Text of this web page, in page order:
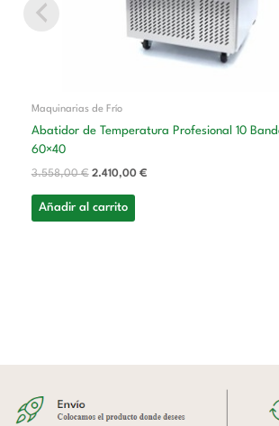
Maquinarias de Frío
Abatidor de Temperatura Profesional 10
60×40
3.558,00€ 2.410,00 €
Añadir al carrito